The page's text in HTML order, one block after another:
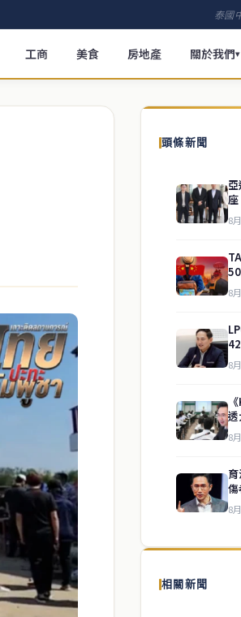
泰國
工商 美食 房地產 關於我們▾
頭條新聞
座
8
8
8
8
8
相關新聞